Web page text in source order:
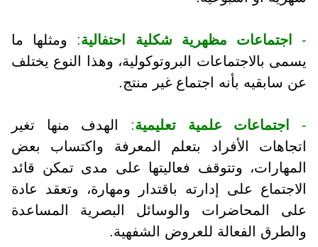
- اجتماعات مظهرية شكلية احتفالية: ومثلها ما
يسمى بالاجتماعات البروتوكولية، وهذا النوع يختلف
عن سابقيه بأنه اجتماع غير منتج.
- اجتماعات علمية تعليمية: الهدف منها تغير
اتجاهات الأفراد بتعلم المعرفة واكتساب بعض
المهارات، وتتوقف فعاليتها على مدى تمكن قائد
الاجتماع على إدارته باقتدار ومهارة، وتعقد عادة
على المحاضرات والوسائل البصرية المساعدة
والطرق الفعالة للعروض الشفهية.